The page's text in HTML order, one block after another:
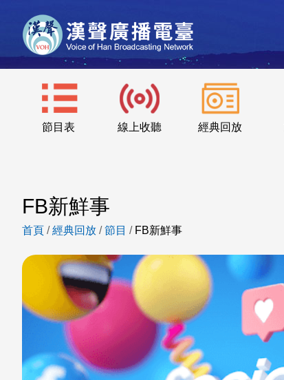
節目表 線上收聽 經典回放
FB新鮮事
首頁 /經典回放 /節目 / FB新鮮事